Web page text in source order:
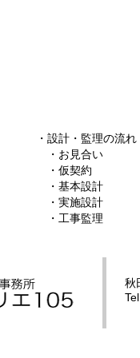
・ 設計・監理の流れ
​ ・ お見合い
​ ・ 仮契約
・ 基本設計
・ 実施設計
​ ・ 工事監理
秋